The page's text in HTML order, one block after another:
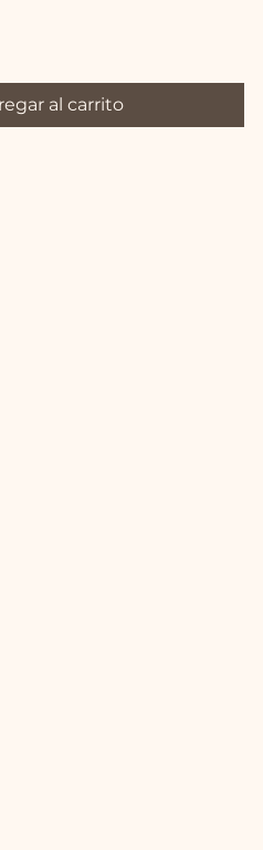
al carrito